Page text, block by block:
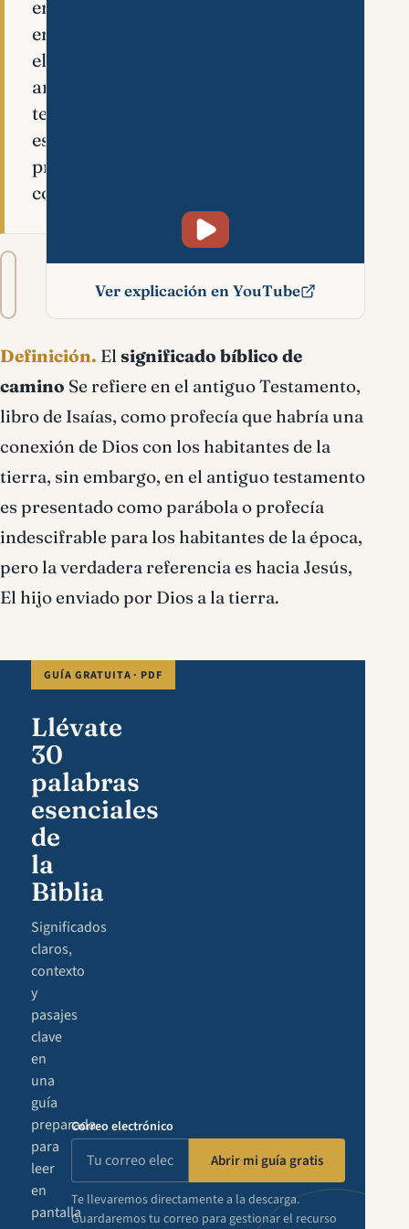
embargo,
en
el
antiguo
testamento
es
presentado
como…
Tamaño
A− A+
bíblico
Ver explicación en YouTube
Definición. El significado bíblico de
camino Se refiere en el antiguo Testamento,
libro de Isaías, como profecía que habría una
conexión de Dios con los habitantes de la
tierra, sin embargo, en el antiguo testamento
es presentado como parábola o profecía
indescifrable para los habitantes de la época,
pero la verdadera referencia es hacia Jesús,
El hijo enviado por Dios a la tierra.
GUÍA GRATUITA · PDF
Llévate
30
palabras
esenciales
de
la
Biblia
Significados
claros,
contexto
y
pasajes
clave
en
una
guía
preparada
para
leer
en
pantalla
Correo electrónico
Abrir mi guía gratis
Te llevaremos directamente a la descarga.
Guardaremos tu correo para gestionar el recurso